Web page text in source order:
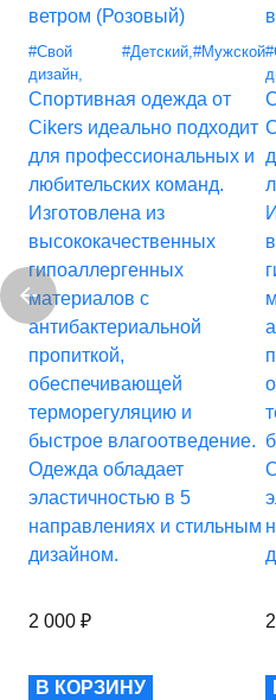
ветром (Розовый)
#Свой
дизайн,
#Детский,#Мужской
Спортивная одежда от
Cikers идеально подходит
для профессиональных и
любительских команд.
Изготовлена из
высококачественных
гипоаллергенных
материалов с
антибактериальной
пропиткой,
обеспечивающей
терморегуляцию и
быстрое влагоотведение.
Одежда обладает
эластичностью в 5
направлениях и стильным
дизайном.
2 000 ₽
В КОРЗИНУ